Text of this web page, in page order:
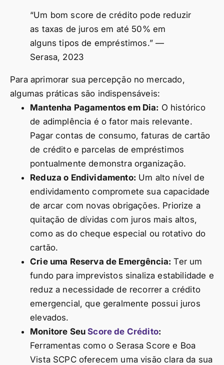
“Um bom score de crédito pode reduzir
as taxas de juros em até 50% em
alguns tipos de empréstimos.” —
Serasa, 2023
Para aprimorar sua percepção no mercado,
algumas práticas são indispensáveis:
Mantenha Pagamentos em Dia: O histórico
de adimplência é o fator mais relevante.
Pagar contas de consumo, faturas de cartão
de crédito e parcelas de empréstimos
pontualmente demonstra organização.
Reduza o Endividamento: Um alto nível de
endividamento compromete sua capacidade
de arcar com novas obrigações. Priorize a
quitação de dívidas com juros mais altos,
como as do cheque especial ou rotativo do
cartão.
Crie uma Reserva de Emergência: Ter um
fundo para imprevistos sinaliza estabilidade e
reduz a necessidade de recorrer a crédito
emergencial, que geralmente possui juros
elevados.
Monitore SeuScore de Crédito:
Ferramentas como o Serasa Score e Boa
Vista SCPC oferecem uma visão clara da sua